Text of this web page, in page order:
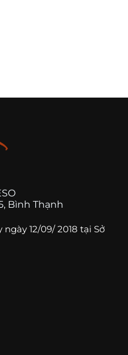
Bình Thạnh
ngày 12/09/ 2018 tại Sở